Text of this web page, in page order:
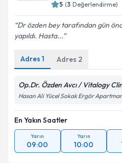
5 (3 Değerlendirme)
Dr özden bey tarafından gün
yapıldı. Hasta...
Adres 1 Adres 2
Op.Dr. Özden Avcı / Vitalogy
Hasan Ali Yücel Sokak Ergör
En Yakın Saatler
Yarın
09:00
Yarın
10:00